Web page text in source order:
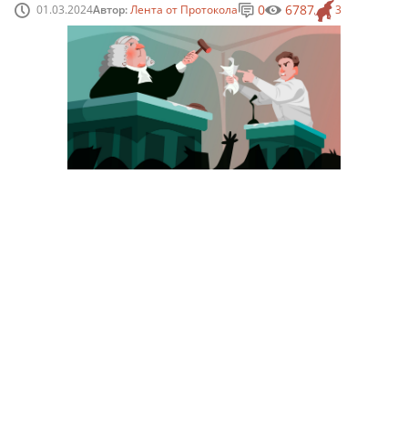
01.03.2024Автор:Лента от Протокола 3
0 6787